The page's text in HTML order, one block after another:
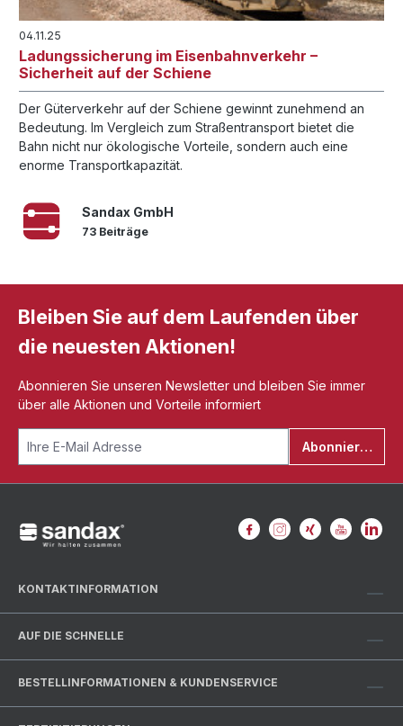
04.11.25
Ladungssicherung im Eisenbahnverkehr –
Sicherheit auf der Schiene
Der Güterverkehr auf der Schiene gewinnt zunehmend an
Bedeutung. Im Vergleich zum Straßentransport bietet die
Bahn nicht nur ökologische Vorteile, sondern auch eine
enorme Transportkapazität.
Sandax GmbH
73 Beiträge
Bleiben Sie auf dem Laufenden über
die neuesten Aktionen!
Abonnieren Sie unseren Newsletter und bleiben Sie immer
über alle Aktionen und Vorteile informiert
Abonnieren
KONTAKTINFORMATION
AUF DIE SCHNELLE
BESTELLINFORMATIONEN & KUNDENSERVICE